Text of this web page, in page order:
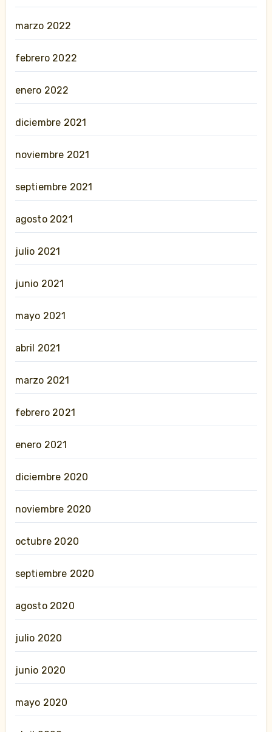
marzo 2022
febrero 2022
enero 2022
diciembre 2021
noviembre 2021
septiembre 2021
agosto 2021
julio 2021
junio 2021
mayo 2021
abril 2021
marzo 2021
febrero 2021
enero 2021
diciembre 2020
noviembre 2020
octubre 2020
septiembre 2020
agosto 2020
julio 2020
junio 2020
mayo 2020